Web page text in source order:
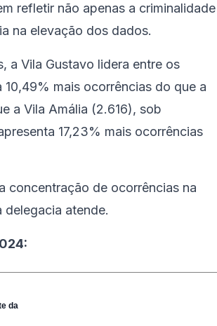
refletir não apenas a criminalidade
na elevação dos dados.
a Vila Gustavo lidera entre os
mais ocorrências do que a
a Vila Amália (2.616), sob
17,23% mais ocorrências
concentração de ocorrências na
delegacia atende.
da